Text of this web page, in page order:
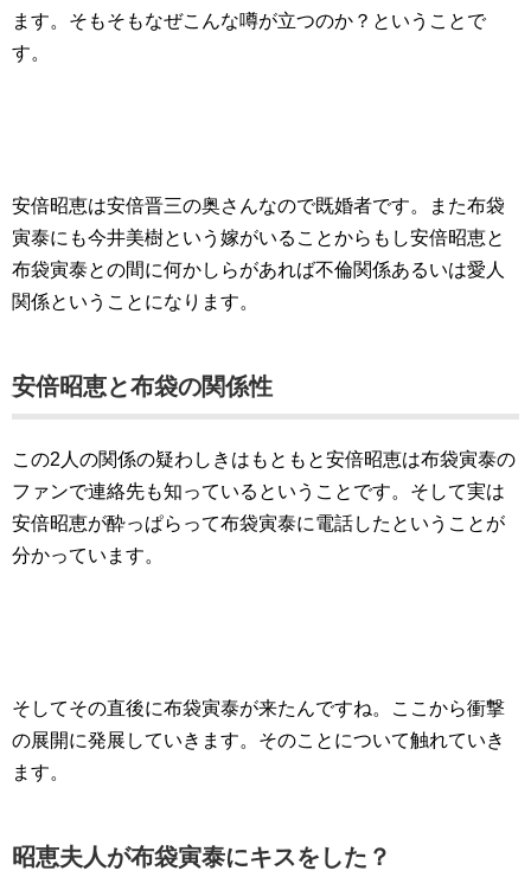
ます。そもそもなぜこんな噂が立つのか？ということで
す。
安倍昭恵は安倍晋三の奥さんなので既婚者です。また布袋
寅泰にも今井美樹という嫁がいることからもし安倍昭恵と
布袋寅泰との間に何かしらがあれば不倫関係あるいは愛人
関係ということになります。
安倍昭恵と布袋の関係性
この2人の関係の疑わしきはもともと安倍昭恵は布袋寅泰の
ファンで連絡先も知っているということです。そして実は
安倍昭恵が酔っぱらって布袋寅泰に電話したということが
分かっています。
そしてその直後に布袋寅泰が来たんですね。ここから衝撃
の展開に発展していきます。そのことについて触れていき
ます。
昭恵夫人が布袋寅泰にキスをした？